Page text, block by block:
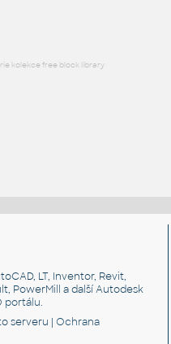
kolekce free block library
LT, Inventor, Revit,
PowerMill a další Autodesk
portálu.
serveru |Ochrana